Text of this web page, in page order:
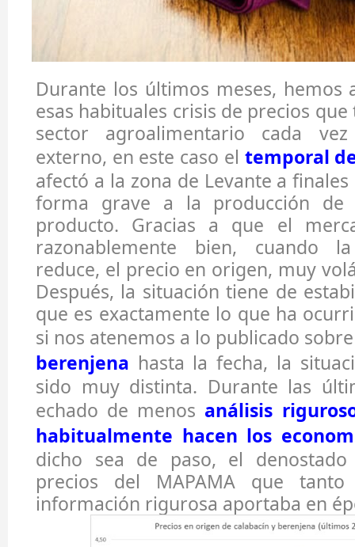
Durante los últimos meses, hemos
esas habituales crisis de precios
sector agroalimentario cada
externo, en este caso el temporal
afectó a la zona de Levante a
forma grave a la producción de
producto. Gracias a que el
razonablemente bien, cuando
reduce, el precio en origen, muy
Después, la situación tiene de
que es exactamente lo que ha
si nos atenemos a lo publicado
berenjena hasta la fecha, la
sido muy distinta. Durante las
echado de menos análisis
habitualmente hacen los
dicho sea de paso, el
precios del MAPAMA que
información rigurosa aportaba en